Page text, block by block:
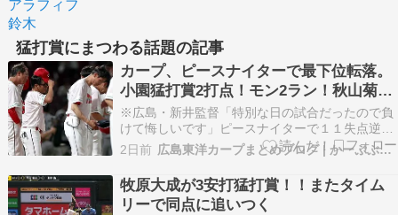
アラフィフ
鈴木
猛打賞にまつわる話題の記事
カープ、ピースナイターで最下位転落。
小園猛打賞2打点！モン2ラン！秋山菊池
泰名原マルチ！ファビ1打点！14安打1発
7得点の反撃も逆転負け【広島7-11巨人/
試合結果】
※広島・新井監督「特別な日の試合だったので負
けて悔しいです」ピースナイターで１１失点逆転
負け 627: ぶーんと飛躍するななC⊂( ●▲●)⊃
26/08/06(木) 22:07:26 ID:4A.vs.L62 ピースナイ
ターで最下位転落…うん… 608: ぶーんと飛躍す
るななC…
2日前 広島東洋カープまとめブログ | かーぷぶーん
牧原大成が3安打猛打賞！！またタイム
リーで同点に追いつく